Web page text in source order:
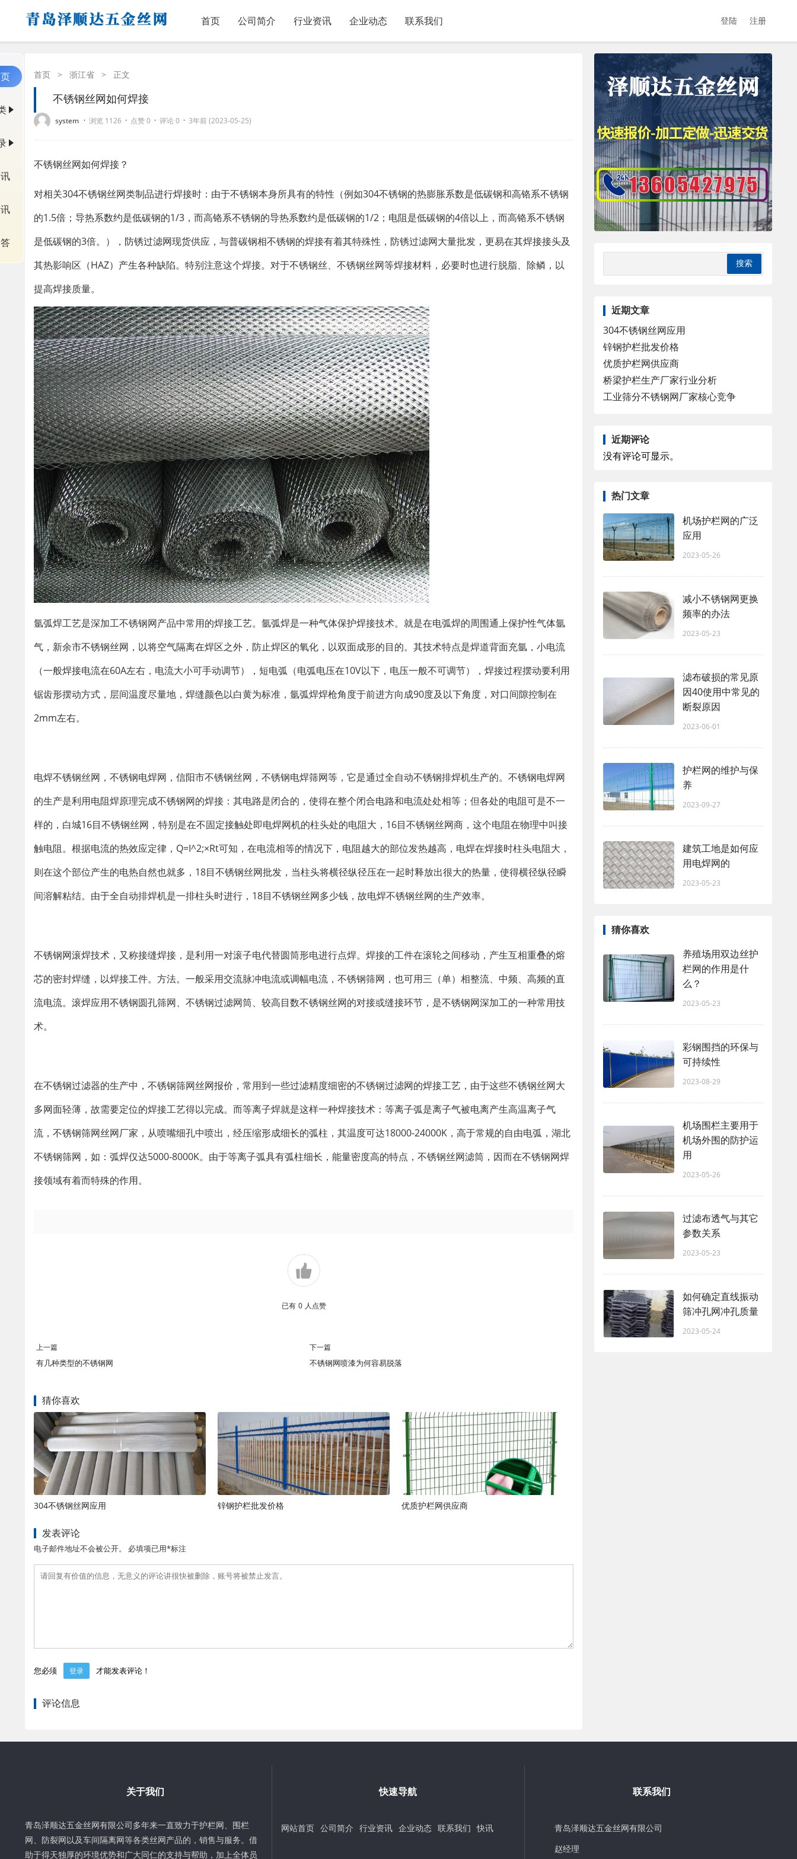
首页 公司简介 行业资讯 企业动态 联系我们 登陆 注册
首页 > 浙江省 > 正文
不锈钢丝网如何焊接
system · 浏览 1126 · 点赞 0 · 评论 0 · 3年前 (2023-05-25)
不锈钢丝网如何焊接？
对相关304不锈钢丝网类制品进行焊接时：由于不锈钢本身所具有的特性（例如304不锈钢的热膨胀系数是低碳钢和高铬系不锈钢
的1.5倍；导热系数约是低碳钢的1/3，而高铬系不锈钢的导热系数约是低碳钢的1/2；电阻是低碳钢的4倍以上，而高铬系不锈钢
是低碳钢的3倍。），防锈过滤网现货供应，与普碳钢相不锈钢的焊接有着其特殊性，防锈过滤网大量批发，更易在其焊接接头及
其热影响区（HAZ）产生各种缺陷。特别注意这个焊接。对于不锈钢丝、不锈钢丝网等焊接材料，必要时也进行脱脂、除鳞，以
提高焊接质量。
氩弧焊工艺是深加工不锈钢网产品中常用的焊接工艺。氩弧焊是一种气体保护焊接技术。就是在电弧焊的周围通上保护性气体氩
气，新余市不锈钢丝网，以将空气隔离在焊区之外，防止焊区的氧化，以双面成形的目的。其技术特点是焊道背面充氩，小电流
（一般焊接电流在60A左右，电流大小可手动调节），短电弧（电弧电压在10V以下，电压一般不可调节），焊接过程摆动要利用
锯齿形摆动方式，层间温度尽量地，焊缝颜色以白黄为标准，氩弧焊焊枪角度于前进方向成90度及以下角度，对口间隙控制在
2mm左右。
电焊不锈钢丝网，不锈钢电焊网，信阳市不锈钢丝网，不锈钢电焊筛网等，它是通过全自动不锈钢排焊机生产的。不锈钢电焊网
的生产是利用电阻焊原理完成不锈钢网的焊接：其电路是闭合的，使得在整个闭合电路和电流处处相等；但各处的电阻可是不一
样的，白城16目不锈钢丝网，特别是在不固定接触处即电焊网机的柱头处的电阻大，16目不锈钢丝网商，这个电阻在物理中叫接
触电阻。根据电流的热效应定律，Q=I^2;×Rt可知，在电流相等的情况下，电阻越大的部位发热越高，电焊在焊接时柱头电阻大，
则在这个部位产生的电热自然也就多，18目不锈钢丝网批发，当柱头将横径纵径压在一起时释放出很大的热量，使得横径纵径瞬
间溶解粘结。由于全自动排焊机是一排柱头时进行，18目不锈钢丝网多少钱，故电焊不锈钢丝网的生产效率。
不锈钢网滚焊技术，又称接缝焊接，是利用一对滚子电代替圆筒形电进行点焊。焊接的工件在滚轮之间移动，产生互相重叠的熔
芯的密封焊缝，以焊接工件。方法。一般采用交流脉冲电流或调幅电流，不锈钢筛网，也可用三（单）相整流、中频、高频的直
流电流。滚焊应用不锈钢圆孔筛网、不锈钢过滤网筒、较高目数不锈钢丝网的对接或缝接环节，是不锈钢网深加工的一种常用技
术。
在不锈钢过滤器的生产中，不锈钢筛网丝网报价，常用到一些过滤精度细密的不锈钢过滤网的焊接工艺，由于这些不锈钢丝网大
多网面轻薄，故需要定位的焊接工艺得以完成。而等离子焊就是这样一种焊接技术：等离子弧是离子气被电离产生高温离子气
流，不锈钢筛网丝网厂家，从喷嘴细孔中喷出，经压缩形成细长的弧柱，其温度可达18000-24000K，高于常规的自由电弧，湖北
不锈钢筛网，如：弧焊仅达5000-8000K。由于等离子弧具有弧柱细长，能量密度高的特点，不锈钢丝网滤筒，因而在不锈钢网焊
接领域有着而特殊的作用。
已有 0 人点赞
上一篇
有几种类型的不锈钢网
下一篇
不锈钢网喷漆为何容易脱落
猜你喜欢
304不锈钢丝网应用 锌钢护栏批发价格 优质护栏网供应商
发表评论
电子邮件地址不会被公开。 必填项已用*标注
您必须 登录 才能发表评论！
评论信息
近期文章
304不锈钢丝网应用
锌钢护栏批发价格
优质护栏网供应商
桥梁护栏生产厂家行业分析
工业筛分不锈钢网厂家核心竞争
近期评论
没有评论可显示。
热门文章
机场护栏网的广泛
应用
2023-05-26
减小不锈钢网更换
频率的办法
2023-05-23
滤布破损的常见原
因40使用中常见的
断裂原因
2023-06-01
护栏网的维护与保
养
2023-09-27
建筑工地是如何应
用电焊网的
2023-05-23
猜你喜欢
养殖场用双边丝护
栏网的作用是什
么？
2023-05-23
彩钢围挡的环保与
可持续性
2023-08-29
机场围栏主要用于
机场外围的防护运
用
2023-05-26
过滤布透气与其它
参数关系
2023-05-23
如何确定直线振动
筛冲孔网冲孔质量
2023-05-24
关于我们
青岛泽顺达五金丝网有限公司多年来一直致力于护栏网、围栏
网、防裂网以及车间隔离网等各类丝网产品的，销售与服务。借
助于得天独厚的环境优势和广大同仁的支持与帮助，加上全体员
快速导航
网站首页 公司简介 行业资讯 企业动态 联系我们 快讯
联系我们
青岛泽顺达五金丝网有限公司
赵经理